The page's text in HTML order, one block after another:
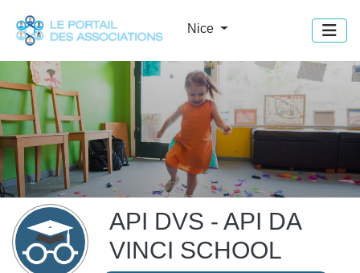
Nice
API DVS - API DA
VINCI SCHOOL